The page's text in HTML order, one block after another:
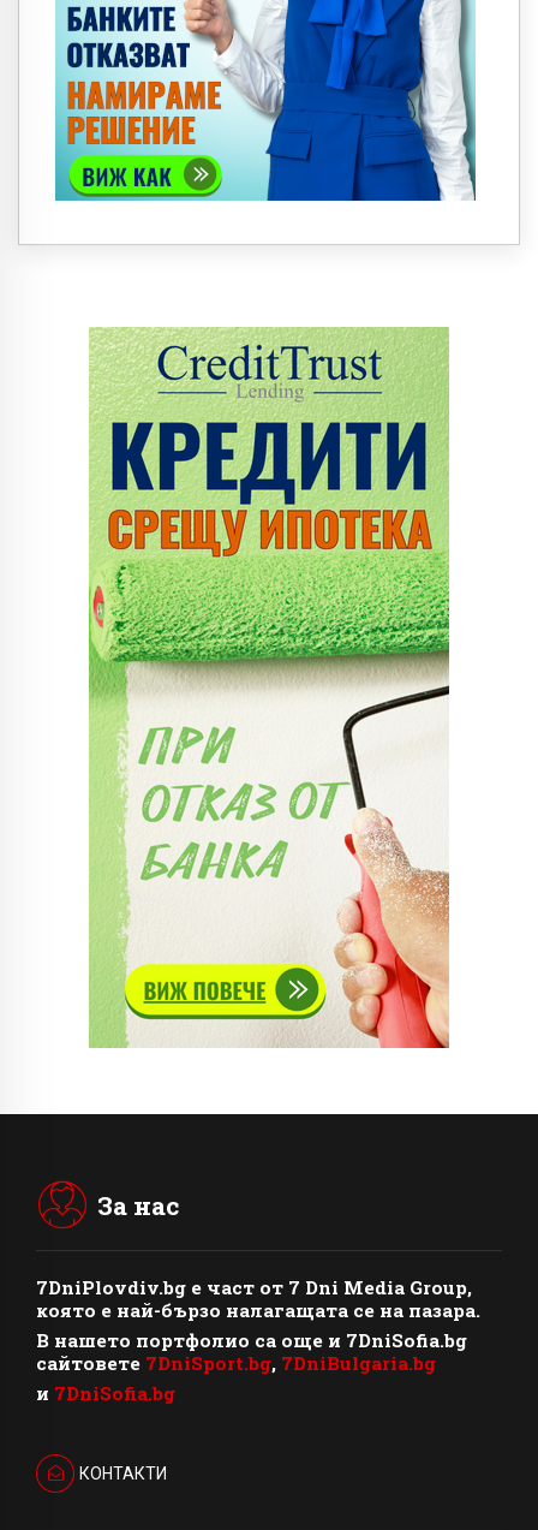
За нас
7DniPlovdiv.bg e част от 7 Dni Media Group,
която е най-бързо налагащата се на пазара.
В нашето портфолио са още и 7DniSofia.bg
сайтовете 7DniSport.bg, 7DniBulgaria.bg
и 7DniSofia.bg
КОНТАКТИ